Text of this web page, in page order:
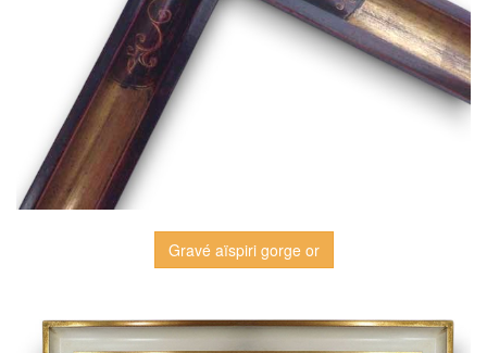
Gravé aïspiri gorge or